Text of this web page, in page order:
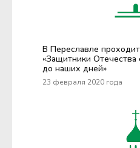
В Переславле
«Защитники Отечества
до наших дней»
23 февраля 2020 года